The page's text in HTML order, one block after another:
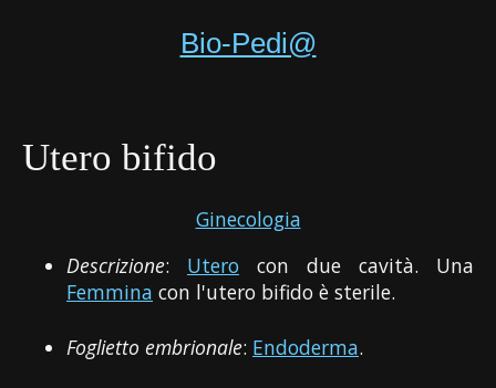
Bio-Pedi@
Utero bifido
Ginecologia
Descrizione: Utero con due cavità. Una
Femmina con l'utero bifido è sterile.
Foglietto embrionale: Endoderma.